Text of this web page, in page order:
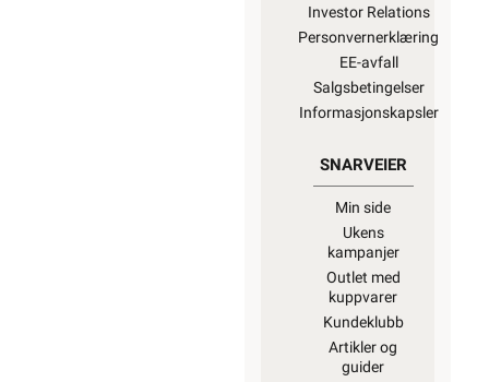
Investor Relations
Personvernerklæring
EE-avfall
Salgsbetingelser
Informasjonskapsler
SNARVEIER
Min side
Ukens
kampanjer
Outlet med
kuppvarer
Kundeklubb
Artikler og
guider